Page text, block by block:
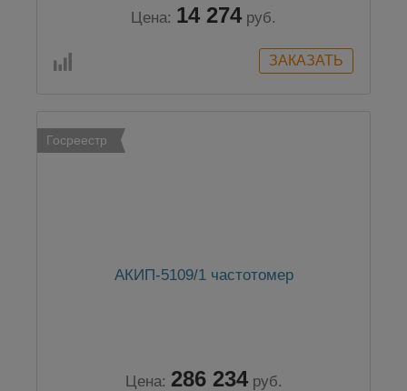
Цена: 14 274 руб.
Госреестр
АКИП-5109/1 частотомер
Цена: 286 234 руб.